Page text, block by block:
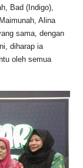
Bad (Indigo),
Alina
sama, dengan
diharap ia
oleh semua